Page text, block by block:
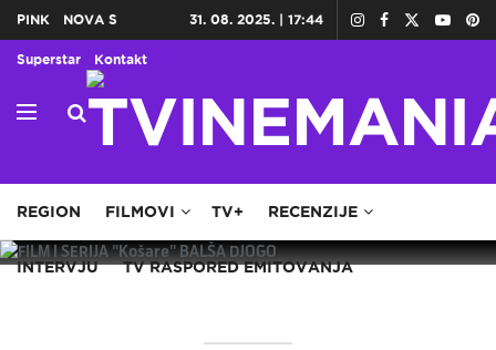
PINK NOVA S
Superstar Kontakt
31. 08. 2025. | 17:44
REGION FILMOVI TV+ RECENZIJE
INTERVJU TV RASPORED EMITOVANJA